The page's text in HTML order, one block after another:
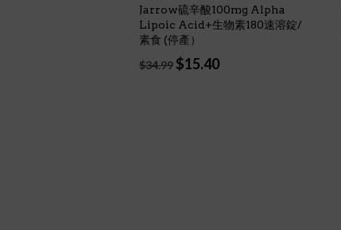
Jarrow硫辛酸100mg Alpha
Lipoic Acid+生物素180速溶錠/
素食 (停產）
$34.99 Original
$15.40Current